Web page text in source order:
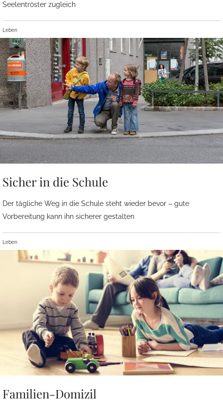
Seelentröster zugleich
Leben
Sicher in die Schule
Der tägliche Weg in die Schule steht wieder bevor – gute
Vorbereitung kann ihn sicherer gestalten
Leben
Familien-Domizil